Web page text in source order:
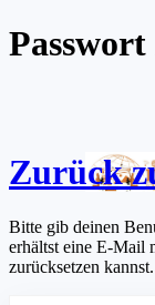
Zurück
Bitte gib deinen
erhältst eine E-Mail
zurücksetzen kannst.